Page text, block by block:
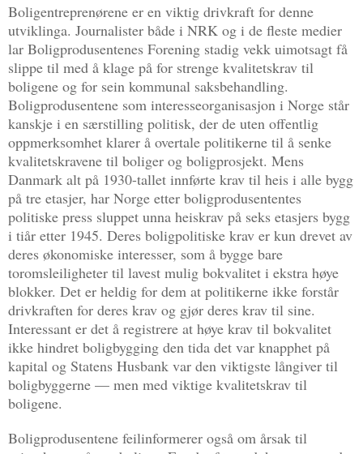
Boligentreprenørene er en viktig drivkraft for denne
utviklinga. Journalister både i NRK og i de fleste medier
lar Boligprodusentenes Forening stadig vekk uimotsagt få
slippe til med å klage på for strenge kvalitetskrav til
boligene og for sein kommunal saksbehandling.
Boligprodusentene som interesseorganisasjon i Norge står
kanskje i en særstilling politisk, der de uten offentlig
oppmerksomhet klarer å overtale politikerne til å senke
kvalitetskravene til boliger og boligprosjekt. Mens
Danmark alt på 1930-tallet innførte krav til heis i alle bygg
på tre etasjer, har Norge etter boligprodusententes
politiske press sluppet unna heiskrav på seks etasjers bygg
i tiår etter 1945. Deres boligpolitiske krav er kun drevet av
deres økonomiske interesser, som å bygge bare
toromsleiligheter til lavest mulig bokvalitet i ekstra høye
blokker. Det er heldig for dem at politikerne ikke forstår
drivkraften for deres krav og gjør deres krav til sine.
Interessant er det å registrere at høye krav til bokvalitet
ikke hindret boligbygging den tida det var knapphet på
kapital og Statens Husbank var den viktigste långiver til
boligbyggerne — men med viktige kvalitetskrav til
boligene.
Boligprodusentene feilinformerer også om årsak til